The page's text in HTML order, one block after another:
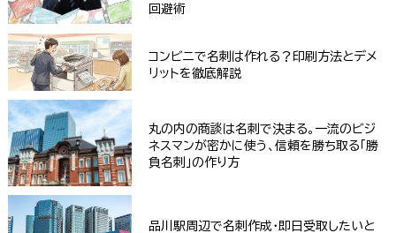
回避術
コンビニで名刺は作れる？印刷方法とデメ
リットを徹底解説
丸の内の商談は名刺で決まる。一流のビジ
ネスマンが密かに使う、信頼を勝ち取る「勝
負名刺」の作り方
品川駅周辺で名刺作成・即日受取したいと